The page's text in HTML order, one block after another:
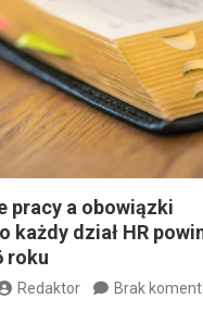
pracy a obowiązki
każdy dział HR
roku
Redaktor Brak